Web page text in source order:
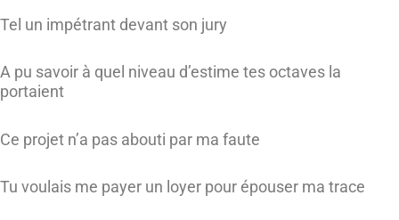
Tel un impétrant devant son jury
A pu savoir à quel niveau d’estime tes octaves la
portaient
Ce projet n’a pas abouti par ma faute
Tu voulais me payer un loyer pour épouser ma trace